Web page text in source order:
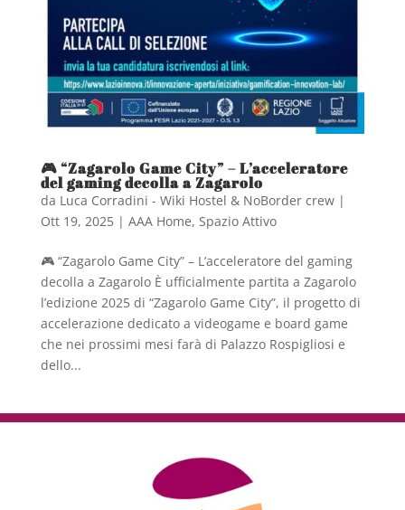
🎮 “Zagarolo Game City” – L’acceleratore
del gaming decolla a Zagarolo
da Luca Corradini - Wiki Hostel & NoBorder crew|
Ott 19, 2025| AAA Home, Spazio Attivo
🎮 “Zagarolo Game City” – L’acceleratore del gaming
decolla a Zagarolo È ufficialmente partita a Zagarolo
l’edizione 2025 di “Zagarolo Game City”, il progetto di
accelerazione dedicato a videogame e board game
che nei prossimi mesi farà di Palazzo Rospigliosi e
dello...